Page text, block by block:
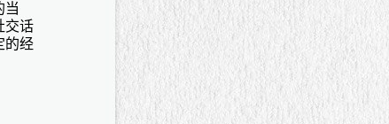
当
交话
的经